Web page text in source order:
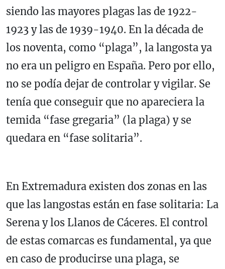
siendo las mayores plagas las de 1922-
1923 y las de 1939-1940. En la década de
los noventa, como “plaga”, la langosta ya
no era un peligro en España. Pero por ello,
no se podía dejar de controlar y vigilar. Se
tenía que conseguir que no apareciera la
temida “fase gregaria” (la plaga) y se
quedara en “fase solitaria”.
En Extremadura existen dos zonas en las
que las langostas están en fase solitaria: La
Serena y los Llanos de Cáceres. El control
de estas comarcas es fundamental, ya que
en caso de producirse una plaga, se